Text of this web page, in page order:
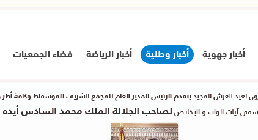
أخبار جهوية أخبار وطنية أخبار الرياضة فضاء الجمعيات